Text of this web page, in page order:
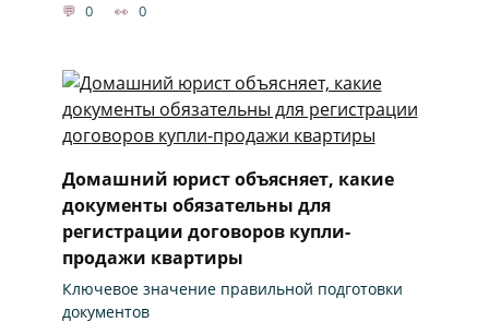
0 0
Домашний юрист объясняет, какие
документы обязательны для
регистрации договоров купли-
продажи квартиры
Ключевое значение правильной подготовки
документов